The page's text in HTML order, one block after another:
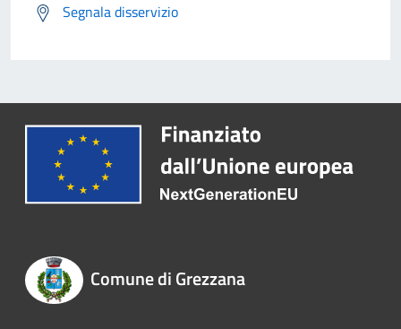
Segnala disservizio
Comune di Grezzana